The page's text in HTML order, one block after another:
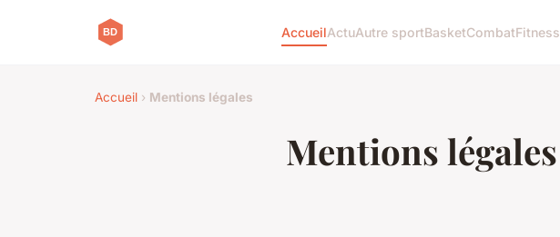
AccueilActuAutre sportBasketCombatFitness
Accueil › Mentions légales
Mentions légales